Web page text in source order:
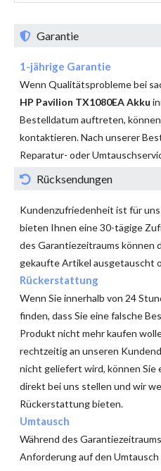
Garantie
1-jährige Garantie
Wenn Qualitätsprobleme bei
HP Pavilion TX1080EA Akku
Bestelldatum auftreten,
kontaktieren. Nach unserer
Reparatur- oder
Rücksendungen
Kundenzufriedenheit ist für
bieten Ihnen eine 30-tägige
des Garantiezeitraums können
gekaufte Artikel ausgetauscht
Rückerstattung
Wenn Sie innerhalb von 24
finden, dass Sie eine falsche
Produkt nicht mehr kaufen
rechtzeitig an unseren
nicht geliefert wird, können
direkt bei uns stellen und wir
Rückerstattung bieten.
Umtausch
Während des
Anforderung auf den